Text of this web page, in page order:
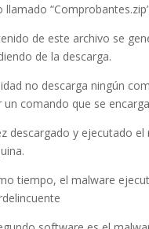
llamado
de este archivo se
de la descarga.
no descarga ningún
comando que se
descargado y ejecutado
tiempo, el malware